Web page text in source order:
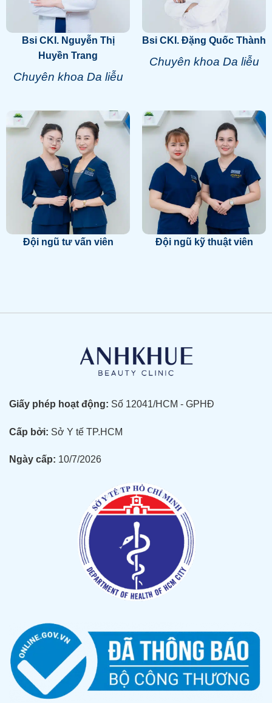
Bsi CKI. Nguyễn Thị
Huyền Trang
Chuyên khoa Da liễu
Bsi CKI. Đặng Quốc Thành
Chuyên khoa Da liễu
Đội ngũ tư vấn viên Đội ngũ kỹ thuật viên
Giấy phép hoạt động: Số 12041/HCM - GPHĐ
Cấp bởi: Sở Y tế TP.HCM
Ngày cấp: 10/7/2026